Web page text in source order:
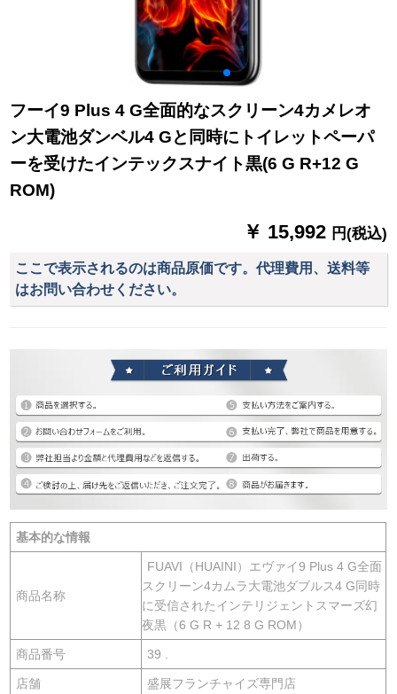
フーイ9 Plus 4 G全面的なスクリーン4カメレオ
ン大電池ダンベル4 Gと同時にトイレットペーパ
ーを受けたインテックスナイト黒(6 G R+12 G
ROM)
￥ 15,992 円(税込)
ここで表示されるのは商品原価です。代理費用、送料等
はお問い合わせください。
基本的な情報
商品名称
FUAVI（HUAINI）エヴァイ9 Plus 4 G全面
スクリーン4カムラ大電池ダブルス4 G同時
に受信されたインテリジェントスマーズ幻
夜黒（6 G R + 12 8 G ROM）
商品番号 39 .
店舗 盛展フランチャイズ専門店